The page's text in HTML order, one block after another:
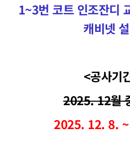
1~3번 코트 인조잔디
캐비넷
<공사기
2025. 12월
2025. 12. 8.